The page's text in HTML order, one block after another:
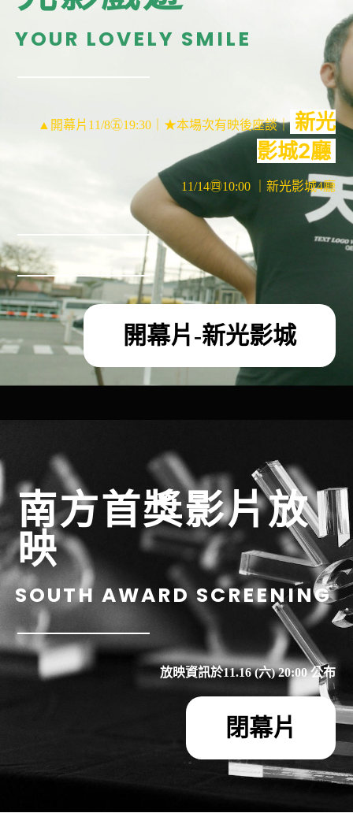
YOUR LOVELY SMILE
▲開幕片11/8㊄19:30｜★本場次有映後座談｜新光
影城2廳
11/14㊃10:00 ｜新光影城4廳
開幕片-新光影城
南方首獎影片放
映
SOUTH AWARD SCREENING
放映資訊於11.16 (六) 20:00 公布
閉幕片